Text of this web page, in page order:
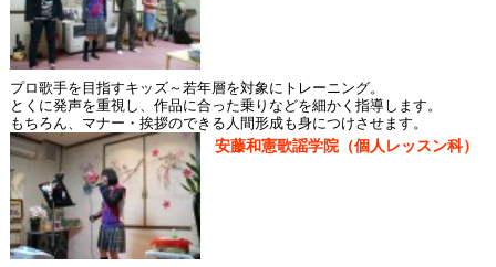
プロ歌手を目指すキッズ～若年層を対象にトレーニング。
とくに発声を重視し、作品に合った乗りなどを細かく指導します。
もちろん、マナー・挨拶のできる人間形成も身につけさせます。
安藤和憲歌謡学院（個人レッスン科）